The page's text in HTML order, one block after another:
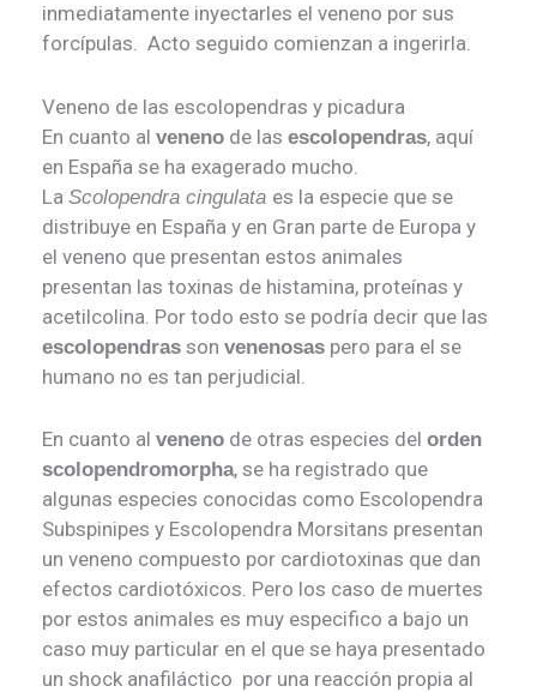
inmediatamente inyectarles el veneno por sus
forcípulas. Acto seguido comienzan a ingerirla.
Veneno de las escolopendras y picadura
En cuanto al veneno de las escolopendras, aquí
en España se ha exagerado mucho.
La Scolopendra cingulata es la especie que se
distribuye en España y en Gran parte de Europa y
el veneno que presentan estos animales
presentan las toxinas de histamina, proteínas y
acetilcolina. Por todo esto se podría decir que las
escolopendras son venenosas pero para el se
humano no es tan perjudicial.
En cuanto al veneno de otras especies del orden
scolopendromorpha, se ha registrado que
algunas especies conocidas como Escolopendra
Subspinipes y Escolopendra Morsitans presentan
un veneno compuesto por cardiotoxinas que dan
efectos cardiotóxicos. Pero los caso de muertes
por estos animales es muy especifico a bajo un
caso muy particular en el que se haya presentado
un shock anafiláctico por una reacción propia al